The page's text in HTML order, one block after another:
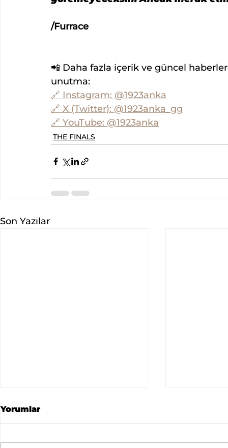
/Furrace
📲 Daha fazla içerik ve güncel
unutma:
🔗 Instagram: @1923anka
🔗 X (Twitter): @1923anka_gg
🔗 YouTube: @1923anka
THE FINALS
Son Yazılar
Yorumlar